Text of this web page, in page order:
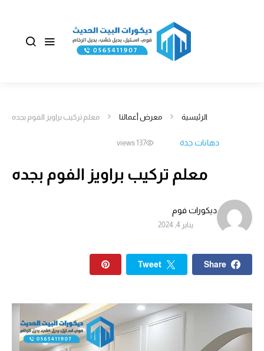
الرئيسية معرض أعمالنا معلم تركيب براويز الفوم بجده
دهانات جدة 137 views
معلم تركيب براويز الفوم بجده
ديكورات فوم
يناير 4, 2024
Share
Tweet